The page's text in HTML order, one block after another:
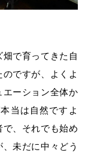
で育ってきた自
ですが、よくよ
エーション全体か
当は自然ですよ
、それでも始め
未だに中々どう